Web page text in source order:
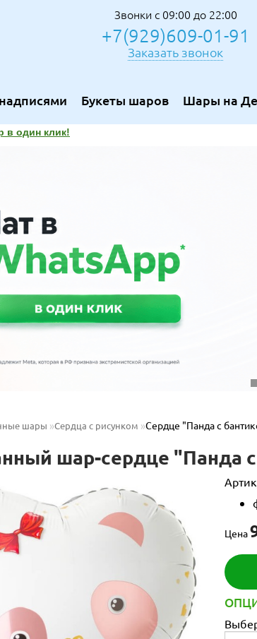
Звонки с 09:00 до 22:00
+7(929)609-01-91
Заказать звонок
Букеты шаров Шары на
в один клик!
шары Сердца с рисунком Сердце "Панда с
шар-сердце "Панда
Цена